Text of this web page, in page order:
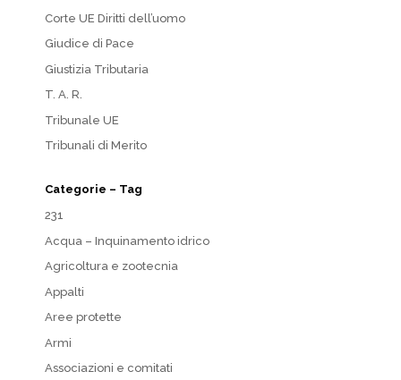
Corte UE Diritti dell’uomo
Giudice di Pace
Giustizia Tributaria
T. A. R.
Tribunale UE
Tribunali di Merito
Categorie – Tag
231
Acqua – Inquinamento idrico
Agricoltura e zootecnia
Appalti
Aree protette
Armi
Associazioni e comitati